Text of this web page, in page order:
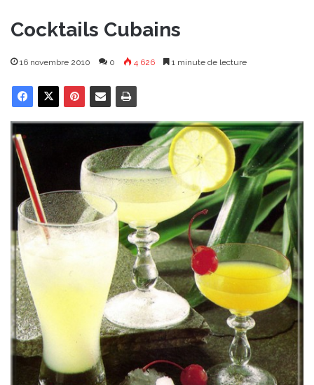
Cocktails Cubains
16 novembre 2010 0 4 626 1 minute de lecture